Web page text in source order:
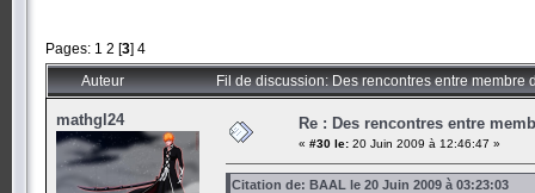
Pages: 1 2 [3] 4
Auteur Fil de discussion: Des rencontres entre membre
mathgl24 Re : Des rencontres entre
« #30 le: 20 Juin 2009 à 12:46:47 »
Citation de: BAAL le 20 Juin 2009 à 03:23:03